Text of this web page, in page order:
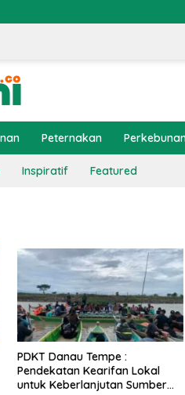
Peternakan
Inspiratif Featured
Cara Mengatasi Penyakit PMK
pada Sapi Perah Secara Alami
dan Medis